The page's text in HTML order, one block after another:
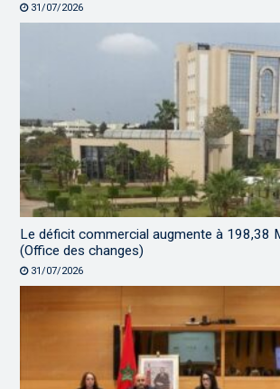
31/07/2026
Le déficit commercial augmente à 198,38
(Office des changes)
31/07/2026